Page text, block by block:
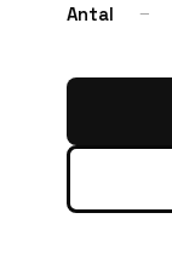
Antal −